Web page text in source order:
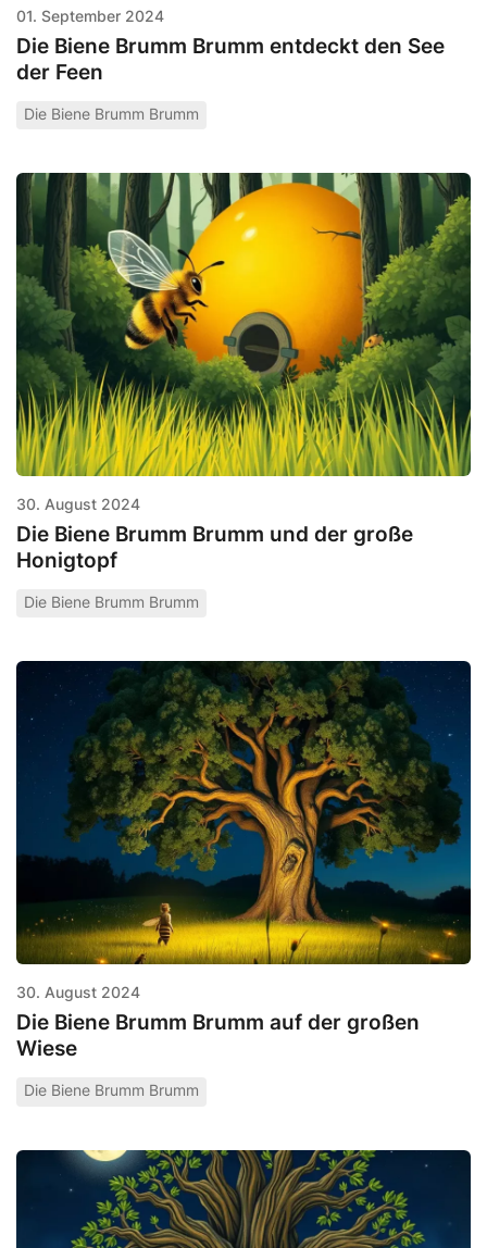
01. September 2024
Die Biene Brumm Brumm entdeckt den See
der Feen
Die Biene Brumm Brumm
30. August 2024
Die Biene Brumm Brumm und der große
Honigtopf
Die Biene Brumm Brumm
30. August 2024
Die Biene Brumm Brumm auf der großen
Wiese
Die Biene Brumm Brumm